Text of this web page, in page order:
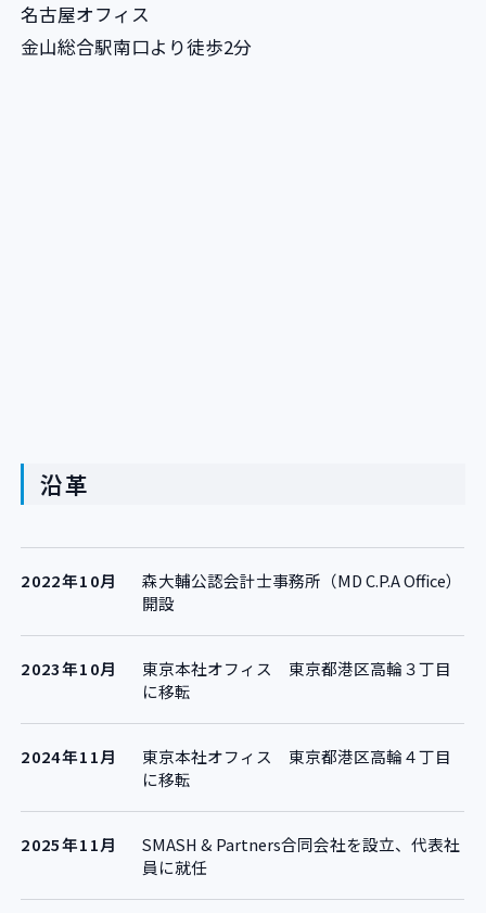
名古屋オフィス
金山総合駅南口より徒歩2分
沿革
2022年10月
森大輔公認会計士事務所（MD C.P.A Office）
開設
2023年10月
東京本社オフィス 東京都港区高輪３丁目
に移転
2024年11月
東京本社オフィス 東京都港区高輪４丁目
に移転
2025年11月
SMASH & Partners合同会社を設立、代表社
員に就任